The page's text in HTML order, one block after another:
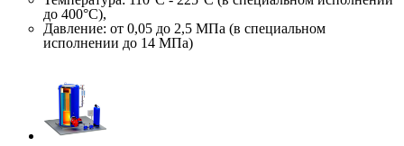
до 400°C),
Давление: от 0,05 до 2,5 МПа (в специальном
исполнении до 14 МПа)